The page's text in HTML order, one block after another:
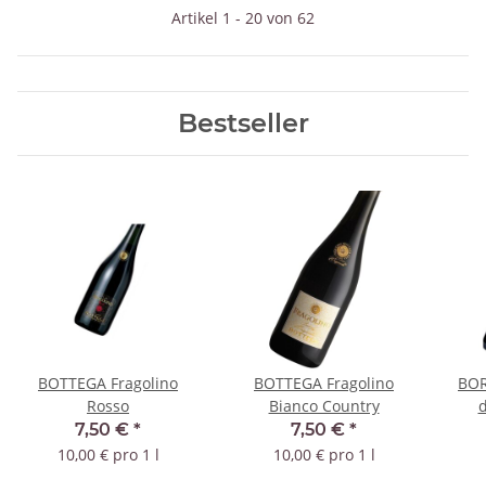
Artikel 1 - 20 von 62
Bestseller
BOTTEGA Fragolino
Rosso
7,50 € *
10,00 € pro 1 l
BOTTEGA Fragolino
Bianco Country
7,50 € *
10,00 € pro 1 l